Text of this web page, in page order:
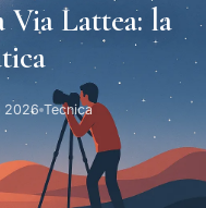
Via Lattea: la
2026 Tecnica